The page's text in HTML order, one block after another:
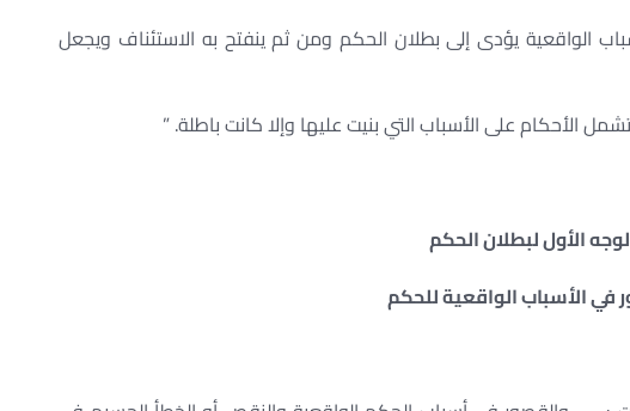
الواقعية يؤدى إلى بطلان الحكم ومن ثم ينفتح به الاستئناف ويجعل
الأول لبطلان الحكم
في الأسباب الواقعية للحكم